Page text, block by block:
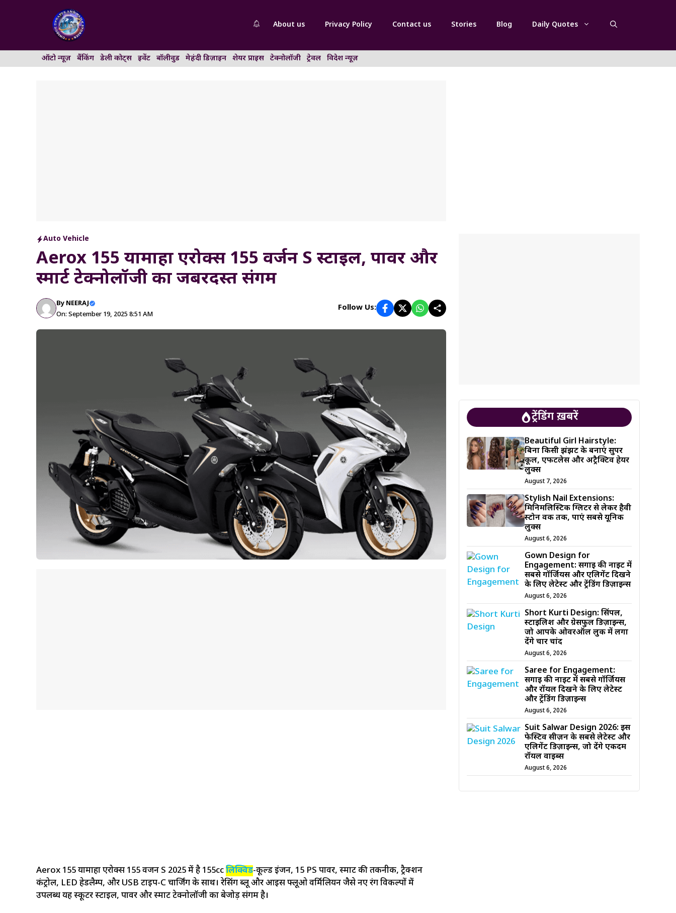
About us Privacy Policy Contact us Stories Blog Daily Quotes
ऑटो न्यूज़ बैंकिंग डेली कोट्स इवेंट बॉलीवुड मेहंदी डिज़ाइन शेयर प्राइस टेक्नोलॉजी ट्रेवल विदेश न्यूज़
Auto Vehicle
Aerox 155 यामाहा एरोक्स 155 वर्जन S स्टाइल, पावर और
स्मार्ट टेक्नोलॉजी का जबरदस्त संगम
By NEERAJ
On: September 19, 2025 8:51 AM
Follow Us:
Aerox 155 यामाहा एरोक्स 155 वर्जन S 2025 में है 155ccलिक्विड-कूल्ड इंजन, 15 PS पावर, स्मार्ट की तकनीक, ट्रैक्शन
कंट्रोल, LED हेडलैम्प, और USB टाइप-C चार्जिंग के साथ। रेसिंग ब्लू और आइस फ्लूओ वर्मिलियन जैसे नए रंग विकल्पों में
उपलब्ध यह स्कूटर स्टाइल, पावर और स्मार्ट टेक्नोलॉजी का बेजोड़ संगम है।
ट्रेंडिंग ख़बरें
Beautiful Girl Hairstyle:
बिना किसी झंझट के बनाएं सुपर
कूल, एफर्टलेस और अट्रैक्टिव हेयर
लुक्स
August 7, 2026
Stylish Nail Extensions:
मिनिमलिस्टिक ग्लिटर से लेकर हैवी
स्टोन वर्क तक, पाएं सबसे यूनिक
लुक्स
August 6, 2026
Gown Design for
Engagement: सगाई की नाइट में
सबसे गॉर्जियस और एलिगेंट दिखने
के लिए लेटेस्ट और ट्रेंडिंग डिज़ाइन्स
August 6, 2026
Short Kurti Design: सिंपल,
स्टाइलिश और ग्रेसफुल डिज़ाइन्स,
जो आपके ओवरऑल लुक में लगा
देंगे चार चांद
August 6, 2026
Saree for Engagement:
सगाई की नाइट में सबसे गॉर्जियस
और रॉयल दिखने के लिए लेटेस्ट
और ट्रेंडिंग डिज़ाइन्स
August 6, 2026
Suit Salwar Design 2026: इस
फेस्टिव सीज़न के सबसे लेटेस्ट और
एलिगेंट डिज़ाइन्स, जो देंगे एकदम
रॉयल वाइब्स
August 6, 2026